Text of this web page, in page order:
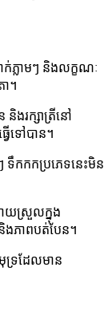
ក់ភ្លាមៗ និងលក្ខណៈ
ា។
និងរក្សាត្រីនៅ
ើទៅបាន។
កកកប្រភេទនេះមិន
យស្រួលក្នុង
ងភាពបត់បែន។
ទ្រដែលមាន